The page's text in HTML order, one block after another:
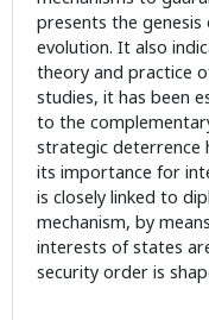
presents the
evolution. It also
theory and practice
studies, it has been
to the
strategic deterrence
its importance for
is closely linked to
mechanism, by
interests of states
security order is